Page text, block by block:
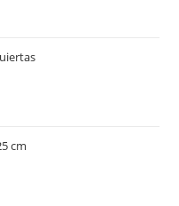
cm